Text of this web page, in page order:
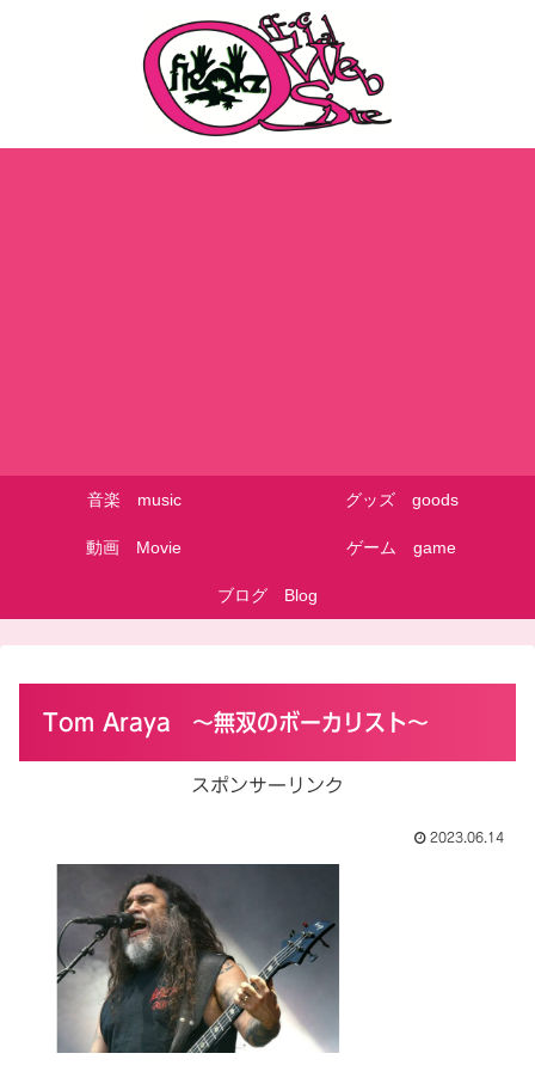
音楽 music グッズ goods
動画 Movie ゲーム game
ブログ Blog
Tom Araya ～無双のボーカリスト～
スポンサーリンク
2023.06.14